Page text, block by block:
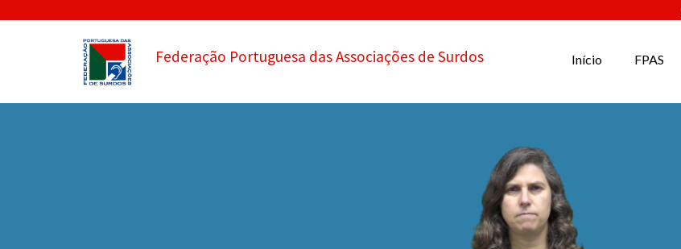
Federação Portuguesa das Associações de Surdos Início FPAS